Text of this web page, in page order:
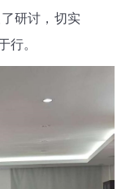
研讨，切实
行。